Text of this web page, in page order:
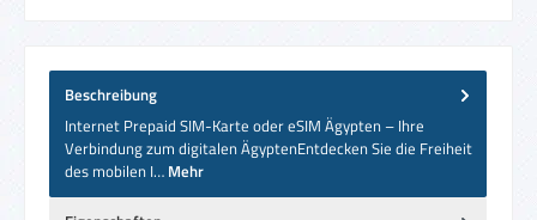
Beschreibung
Internet Prepaid SIM-Karte oder eSIM Ägypten – Ihre
Verbindung zum digitalen ÄgyptenEntdecken Sie die Freiheit
des mobilen I… Mehr